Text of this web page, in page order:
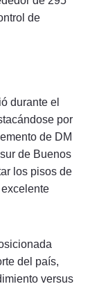
de
durante el
por
de DM
de Buenos
los pisos de
del país,
versus